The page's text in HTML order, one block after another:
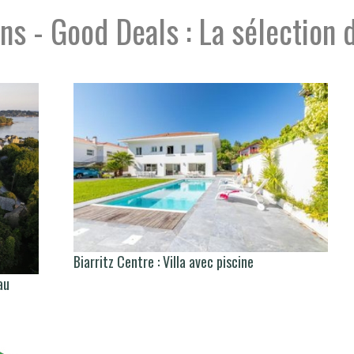
- Good Deals : La sélection
Biarritz Centre : Villa avec piscine